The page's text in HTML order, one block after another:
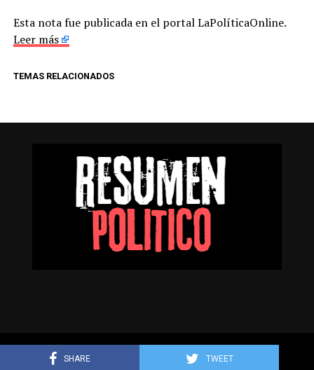
SHARE TWEET
Esta nota fue publicada en el portal LaPolíticaOnline.
Leer más
TEMAS RELACIONADOS
Resumen Político © Todos los derechos reservados.